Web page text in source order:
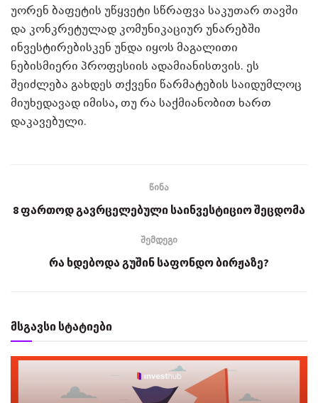
უორენ ბაფეტის უწყვეტი სწრაფვა საკუთარ თავში
და კონკრეტულად კომუნიკაციურ უნარებში
ინვესტირებისკენ უნდა იყოს მაგალითი
ნებისმიერი პროფესიის ადამიანისთვის. ეს
შეიძლება გახდეს თქვენი წარმატების საიდუმლოც
მიუხედავად იმისა, თუ რა საქმიანობით ხართ
დაკავებული.
წინა
8 ფართოდ გავრცელებული საინვესტიციო შეცდომა
შემდეგი
რა ხდებოდა გუშინ საფონდო ბირჟაზე?
მსგავსი სტატიები